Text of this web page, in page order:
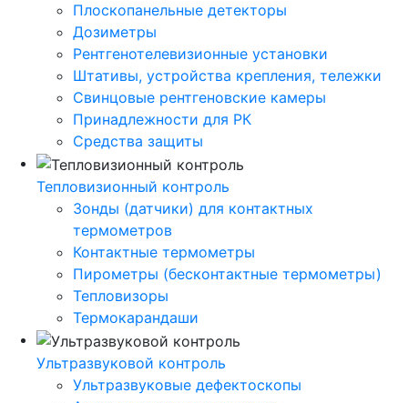
Плоскопанельные детекторы
Дозиметры
Рентгенотелевизионные установки
Штативы, устройства крепления, тележки
Свинцовые рентгеновские камеры
Принадлежности для РК
Средства защиты
Тепловизионный контроль
Зонды (датчики) для контактных
термометров
Контактные термометры
Пирометры (бесконтактные термометры)
Тепловизоры
Термокарандаши
Ультразвуковой контроль
Ультразвуковые дефектоскопы